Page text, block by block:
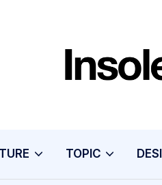
I
TOPIC